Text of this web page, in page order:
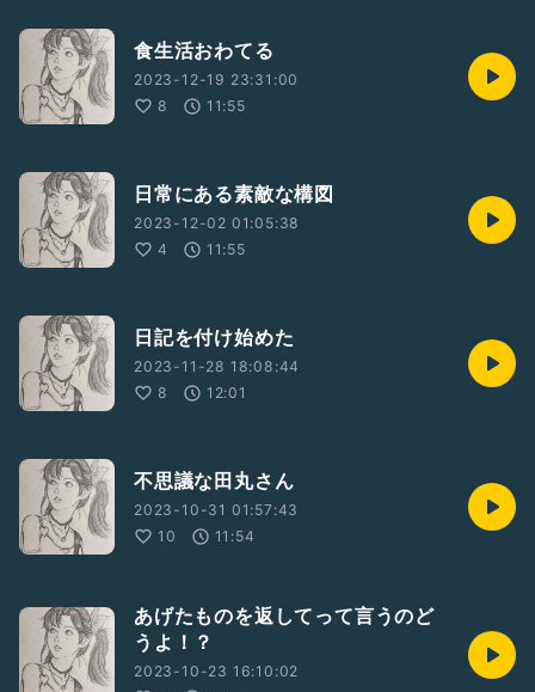
食生活おわてる
2023-12-19 23:31:00
8
11:55
日常にある素敵な構図
2023-12-02 01:05:38
4
11:55
日記を付け始めた
2023-11-28 18:08:44
8
12:01
不思議な田丸さん
2023-10-31 01:57:43
10
11:54
あげたものを返してって言うのど
うよ！？
2023-10-23 16:10:02